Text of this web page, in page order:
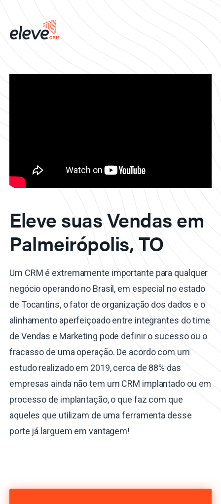
Eleve suas Vendas em
Palmeirópolis, TO
Um CRM é extremamente importante para qualquer
negócio operando no Brasil, em especial no estado
de Tocantins, o fator de organização dos dados e o
alinhamento aperfeiçoado entre integrantes do time
de Vendas e Marketing pode definir o sucesso ou o
fracasso de uma operação. De acordo com um
estudo realizado em 2019, cerca de 88% das
empresas ainda não tem um CRM implantado ou em
processo de implantação, o que faz com que
aqueles que utilizam de uma ferramenta desse
porte já larguem em vantagem!